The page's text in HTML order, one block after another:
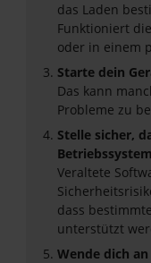
das Laden
Funktioniert
oder in einem
Starte dein
Das kann
Probleme zu
Stelle sicher,
Veraltete
dass
unterstützt
Wende dich